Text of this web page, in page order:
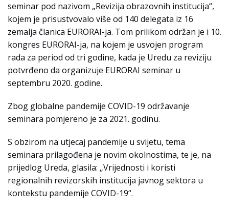
seminar pod nazivom „Revizija obrazovnih institucija“,
kojem je prisustvovalo više od 140 delegata iz 16
zemalja članica EURORAI-ja. Tom prilikom održan je i 10.
kongres EURORAI-ja, na kojem je usvojen program
rada za period od tri godine, kada je Uredu za reviziju
potvrđeno da organizuje EURORAI seminar u
septembru 2020. godine.
Zbog globalne pandemije COVID-19 održavanje
seminara pomjereno je za 2021. godinu.
S obzirom na utjecaj pandemije u svijetu, tema
seminara prilagođena je novim okolnostima, te je, na
prijedlog Ureda, glasila: „Vrijednosti i koristi
regionalnih revizorskih institucija javnog sektora u
kontekstu pandemije COVID-19“.